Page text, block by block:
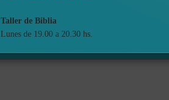
Taller de Biblia
Lunes de 19.00 a 20.30 hs.